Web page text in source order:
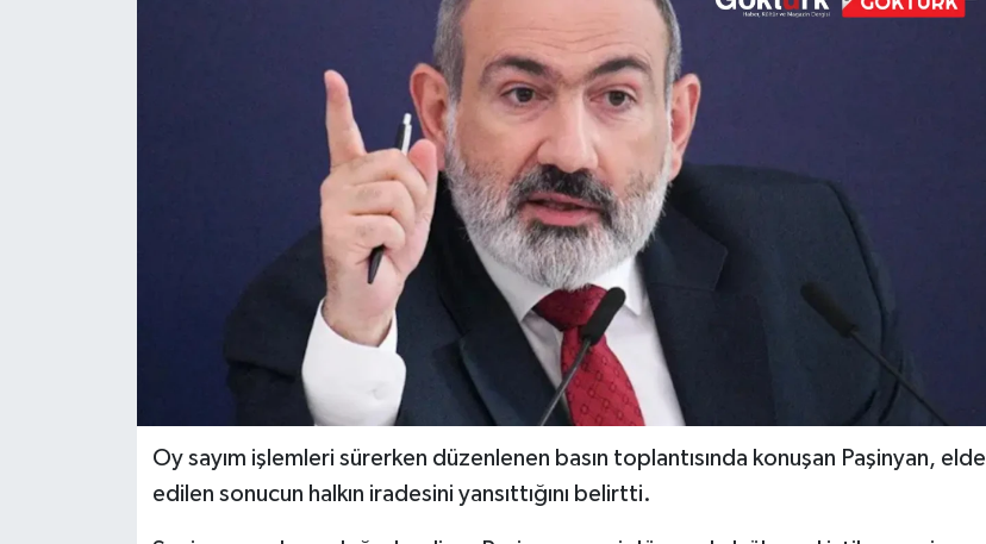
Oy sayım işlemleri sürerken düzenlenen basın toplantısında konuşan Paşinyan, elde
edilen sonucun halkın iradesini yansıttığını belirtti.